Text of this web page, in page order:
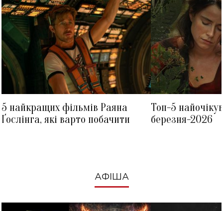
5 найкращих фільмів Раяна
Ґослінга, які варто побачити
Топ-5
березня-2026
АФІША